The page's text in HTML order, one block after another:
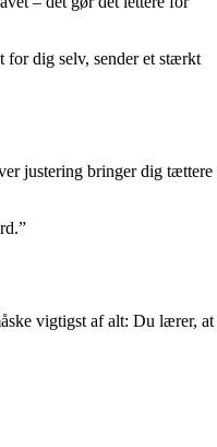
for dig selv, sender et stærkt
justering bringer dig tættere
vigtigst af alt: Du lærer, at